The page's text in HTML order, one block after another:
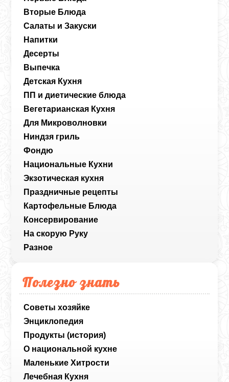
Вторые Блюда
Салаты и Закуски
Напитки
Десерты
Выпечка
Детская Кухня
ПП и диетические блюда
Вегетарианская Кухня
Для Микроволновки
Ниндзя гриль
Фондю
Национальные Кухни
Экзотическая кухня
Праздничные рецепты
Картофельные Блюда
Консервирование
На скорую Руку
Разное
Полезно знать
Советы хозяйке
Энциклопедия
Продукты (история)
О национальной кухне
Маленькие Хитрости
Лечебная Кухня